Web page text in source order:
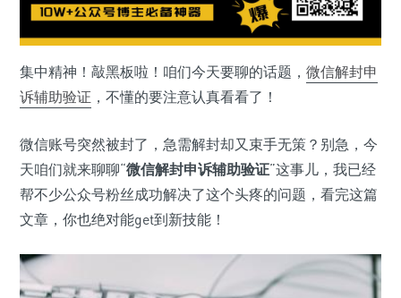
集中精神！敲黑板啦！咱们今天要聊的话题， 微信解封申
诉辅助验证 ，不懂的要注意认真看看了！
微信账号突然被封了，急需解封却又束手无策？别急，今
天咱们就来聊聊“微信解封申诉辅助验证”这事儿，我已经
帮不少公众号粉丝成功解决了这个头疼的问题，看完这篇
文章，你也绝对能get到新技能！